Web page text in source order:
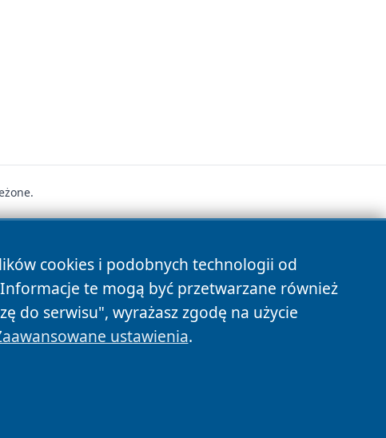
cookies i podobnych technologii od
te mogą być przetwarzane również
do serwisu", wyrażasz zgodę na użycie
ustawienia.